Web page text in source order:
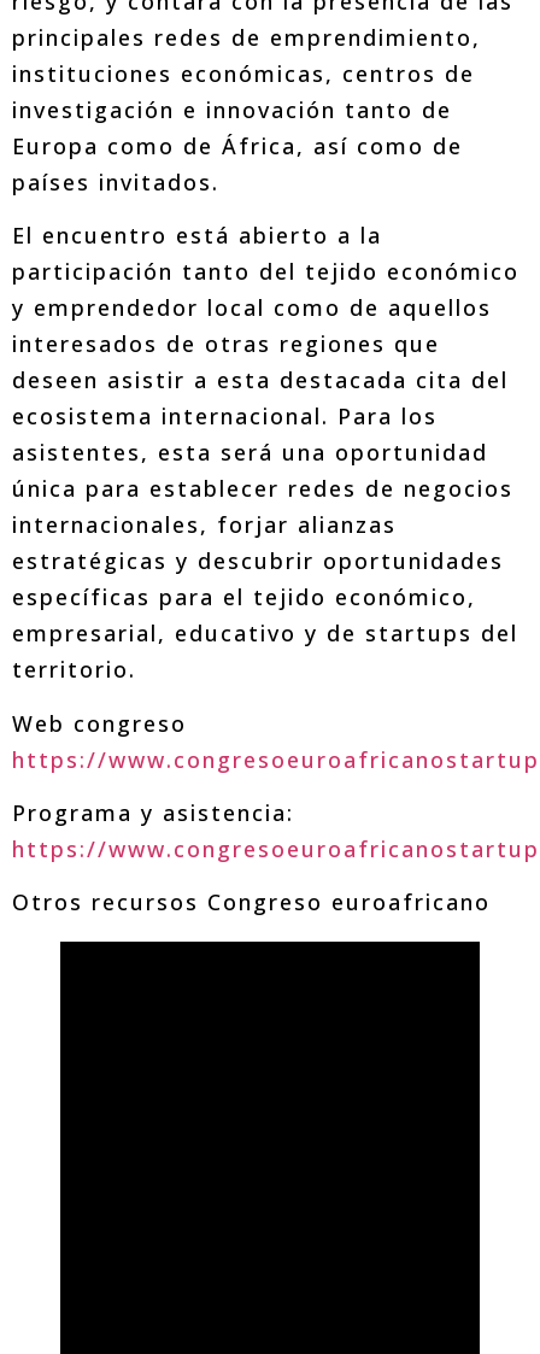
principales redes de emprendimiento,
instituciones económicas, centros de
investigación e innovación tanto de
Europa como de África, así como de
países invitados.
El encuentro está abierto a la
participación tanto del tejido económico
y emprendedor local como de aquellos
interesados de otras regiones que
deseen asistir a esta destacada cita del
ecosistema internacional. Para los
asistentes, esta será una oportunidad
única para establecer redes de negocios
internacionales, forjar alianzas
estratégicas y descubrir oportunidades
específicas para el tejido económico,
empresarial, educativo y de startups del
territorio.
Web congreso
https://
Programa y asistencia:
https://
Otros recursos Congreso euroafricano